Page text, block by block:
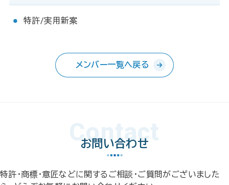
特許/実用新案
メンバー一覧へ戻る
お問い合わせ
Contact
特許・商標・意匠などに関するご相談・ご質問がございました